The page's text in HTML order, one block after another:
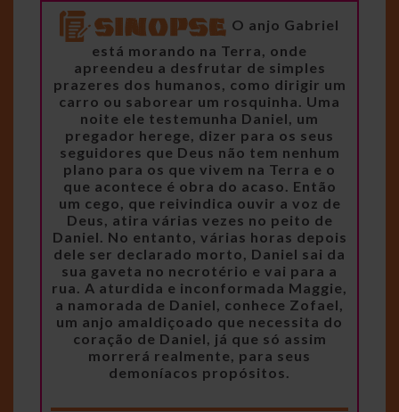
O anjo Gabriel
está morando na Terra, onde
apreendeu a desfrutar de simples
prazeres dos humanos, como dirigir um
carro ou saborear um rosquinha. Uma
noite ele testemunha Daniel, um
pregador herege, dizer para os seus
seguidores que Deus não tem nenhum
plano para os que vivem na Terra e o
que acontece é obra do acaso. Então
um cego, que reivindica ouvir a voz de
Deus, atira várias vezes no peito de
Daniel. No entanto, várias horas depois
dele ser declarado morto, Daniel sai da
sua gaveta no necrotério e vai para a
rua. A aturdida e inconformada Maggie,
a namorada de Daniel, conhece Zofael,
um anjo amaldiçoado que necessita do
coração de Daniel, já que só assim
morrerá realmente, para seus
demoníacos propósitos.